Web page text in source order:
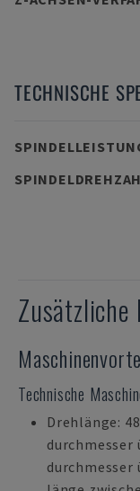
TECHNISCHE
Technische
Drehlänge:
durchmesser
durchmesser